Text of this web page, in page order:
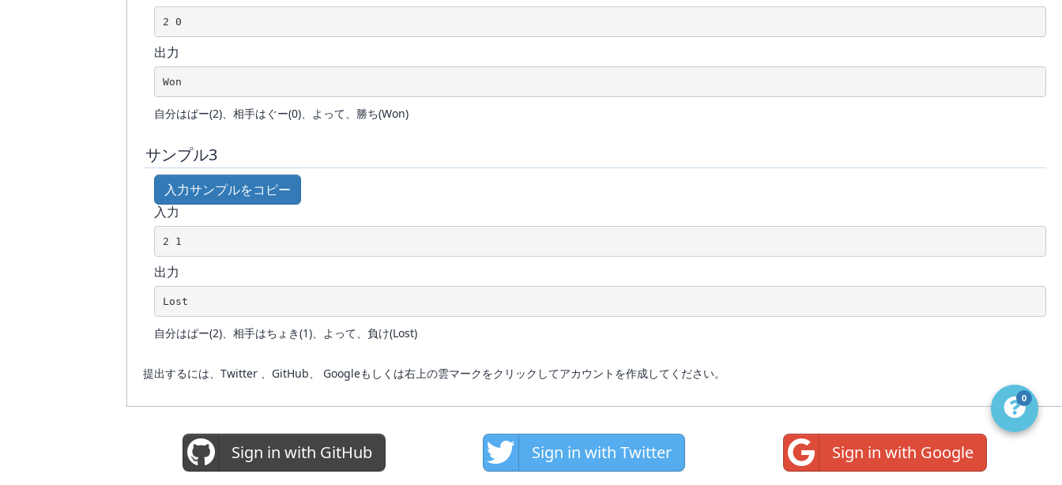
出力
自分はぱー(2)、相手はぐー(0)、よって、勝ち(Won)
サンプル3
入力サンプルをコピー
入力
出力
自分はぱー(2)、相手はちょき(1)、よって、負け(Lost)
提出するには、Twitter 、GitHub、 Googleもしくは右上の雲マークをクリックしてアカウントを作成してください。
Sign in with GitHub Sign in with Twitter Sign in with Google
0